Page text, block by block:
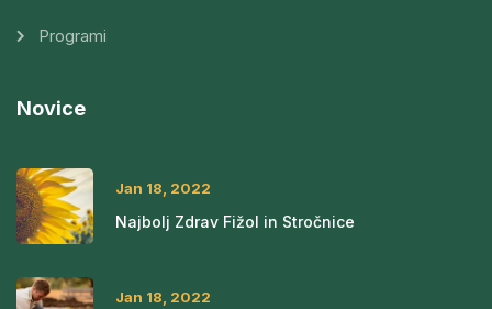
Programi
Novice
Jan 18, 2022
Najbolj Zdrav Fižol in Stročnice
Jan 18, 2022